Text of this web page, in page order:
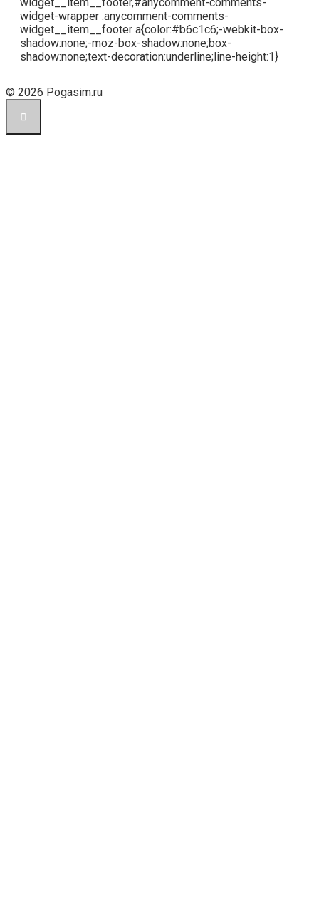
widget-wrapper .anycomment-comments-
widget__item__footer a{color:#b6c1c6;-webkit-box-
shadow:none;-moz-box-shadow:none;box-
shadow:none;text-decoration:underline;line-height:1}
© 2026 Pogasim.ru